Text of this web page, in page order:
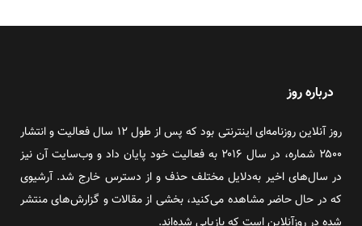
درباره روز
روز آنلاین روزنامه‌ای اینترنتی بود که پس از طول ۱۲ سال فعالیت و انتشار
۲۵۰۰ شماره، در سال ۲۰۱۶ به فعالیت خود پایان داد و وب‌سایت آن نیز
در سال‌های اخیر به‌دلایل مختلف حذف و از دسترس خارج شد. آرشیوی
که در حال حاضر مشاهده می‌کنید، بخشی از مقالات و گزارش‌های منتشر